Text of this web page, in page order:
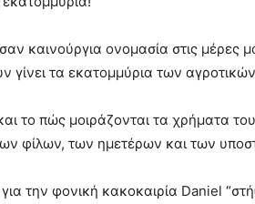
καινούργια ονομασία στις
γίνει τα εκατομμύρια των
το πώς μοιράζονται τα χρήματα
φίλων, των ημετέρων και των
την φονική κακοκαιρία Daniel